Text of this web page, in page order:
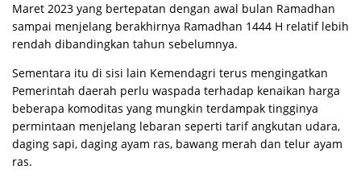
Maret 2023 yang bertepatan dengan awal bulan Ramadhan
sampai menjelang berakhirnya Ramadhan 1444 H relatif lebih
rendah dibandingkan tahun sebelumnya.
Sementara itu di sisi lain Kemendagri terus mengingatkan
Pemerintah daerah perlu waspada terhadap kenaikan harga
beberapa komoditas yang mungkin terdampak tingginya
permintaan menjelang lebaran seperti tarif angkutan udara,
daging sapi, daging ayam ras, bawang merah dan telur ayam
ras.